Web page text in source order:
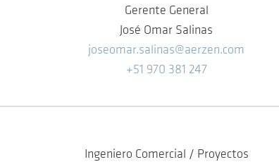
Gerente General
José Omar Salinas
joseomar.salinas@aerzen.com
+51 970 381 247
Ingeniero Comercial / Proyectos